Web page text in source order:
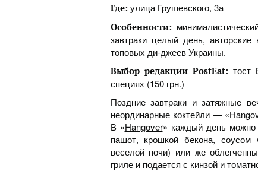
Где: улица Грушевского, 3а
Особенности:
завтраки целый день,
топовых ди-джеев Украины.
Выбор редакции PostEat: тост
специях (150 грн.)
Поздние завтраки и затяжные
неординарные коктейли — «
В «Hangover» каждый день можно
пашот, крошкой бекона,
веселой ночи) или же
гриле и подается с кинзой и